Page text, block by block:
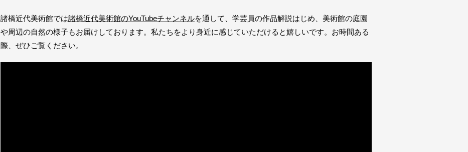
諸橋近代美術館では諸橋近代美術館のYouTubeチャンネルを通して、学芸員の作品解説はじめ、美術館の庭園
や周辺の自然の様子もお届けしております。私たちをより身近に感じていただけると嬉しいです。お時間ある
際、ぜひご覧ください。